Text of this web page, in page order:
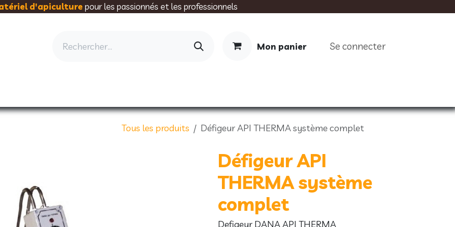
d'apiculturepour les passionnés et les professionnels
Mon panier Se connecter
Tous les produits Défigeur API THERMA système complet
Défigeur API
THERMA système
complet
Defigeur DANA API THERMA